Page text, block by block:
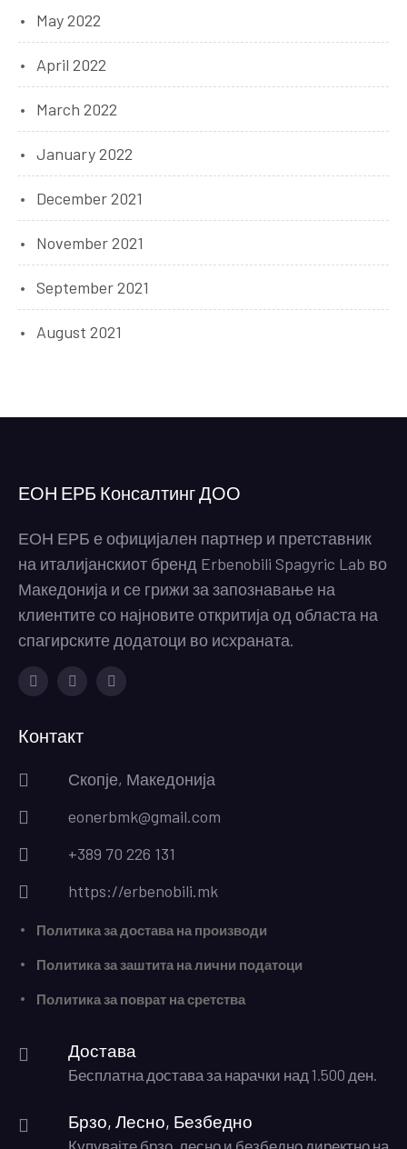
May 2022
April 2022
March 2022
January 2022
December 2021
November 2021
September 2021
August 2021
ЕОН ЕРБ Консалтинг ДОО
ЕОН ЕРБ е официјален партнер и претставник
на италијанскиот бренд Erbenobili Spagyric Lab во
Македонија и се грижи за запознавање на
клиентите со најновите откритија од областа на
спагирските додатоци во исхраната.
Контакт
Скопје, Македонија
eonerbmk@gmail.com
+389 70 226 131
https://erbenobili.mk
Политика за достава на производи
Политика за заштита на лични податоци
Политика за поврат на сретства
Достава
Бесплатна достава за нарачки над 1.500 ден.
Брзо, Лесно, Безбедно
Купувајте брзо, лесно и безбедно директно на